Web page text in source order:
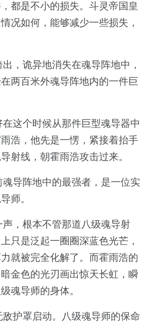
都是不小的损失。斗灵帝国皇
况如何，能够减少一些损失，
，诡异地消失在魂导阵地中，
两百米外魂导阵地内的一件巨
这个时候从那件巨型魂导器中
浩，他先是一愣，紧接着抬手
射线，朝霍雨浩攻击过来。
导阵地中的最强者，是一位实
师。
，根本不管那道八级魂导射
只是泛起一圈圈深蓝色光芒，
就被完全化解了。而霍雨浩的
金色的光刃画出惊天长虹，瞬
魂导师的身体。
护罩启动。八级魂导师的保命